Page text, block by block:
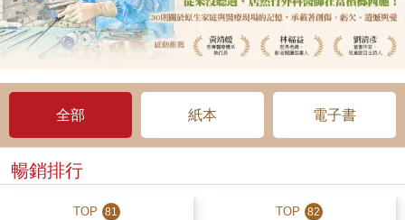
全部 紙本 電子書
暢銷排行
TOP 81 TOP 82